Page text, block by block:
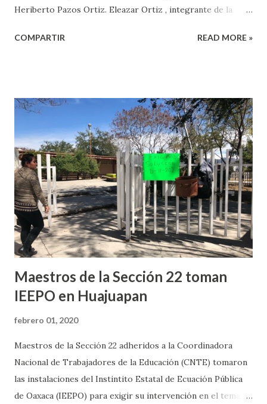
Heriberto Pazos Ortiz. Eleazar Ortiz , integrante de la
de la zona Triqui se movilizarán hasta la capital de la
una marcha masiva primero para celebrar el 39 aniversario
de nuestra organización y exigir justicia por todos los
asesinatos que ha tenido nuestra organización pero de
manera particular de Heriberto Pazos Ortiz, porque su
expediente no ha caminado como se debe y se busca que
exista justicia”. Añadió que se sabe que en los casos existen
personas detenidas ,sin embargo, la Fiscalía del Estado de
Oaxaca no está haciendo su papel como se debe por lo que
es ne...
COMPARTIR READ MORE »
Maestros de la Sección 22 toman
IEEPO en Huajuapan
febrero 01, 2020
Maestros de la Sección 22 adheridos a la Coordinadora
Nacional de Trabajadores de la Educación (CNTE) tomaron
las instalaciones del Instintito Estatal de Ecuación Pública
de Oaxaca (IEEPO) para exigir su intervención en el tema la